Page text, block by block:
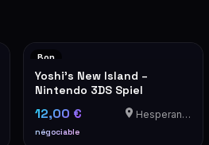
Bon
Yoshi's New Island –
Nintendo 3DS Spiel
12,00 €
négociable
Hesperange